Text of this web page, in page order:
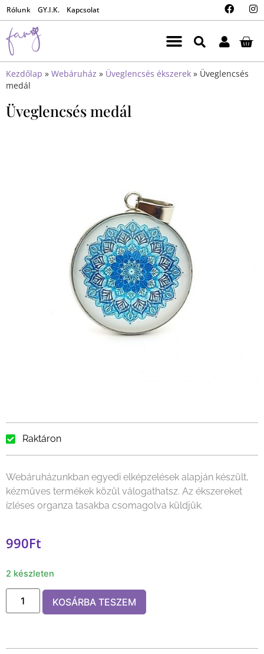
Rólunk GY.I.K. Kapcsolat
Kezdőlap » Webáruház » Üveglencsés ékszerek » Üveglencsés
medál
Üveglencsés medál
Raktáron
Webáruházunkban egyedi elképzelések alapján készült,
kézműves termékek közül válogathatsz. Az ékszereket
ízléses organza tasakba csomagolva küldjük.
990Ft
2 készleten
KOSÁRBA TESZEM